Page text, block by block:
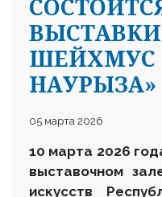
ШЕЙХМУС
НАУРЫЗА»
05 марта 2026
10 марта 2026
выставочном
искусств